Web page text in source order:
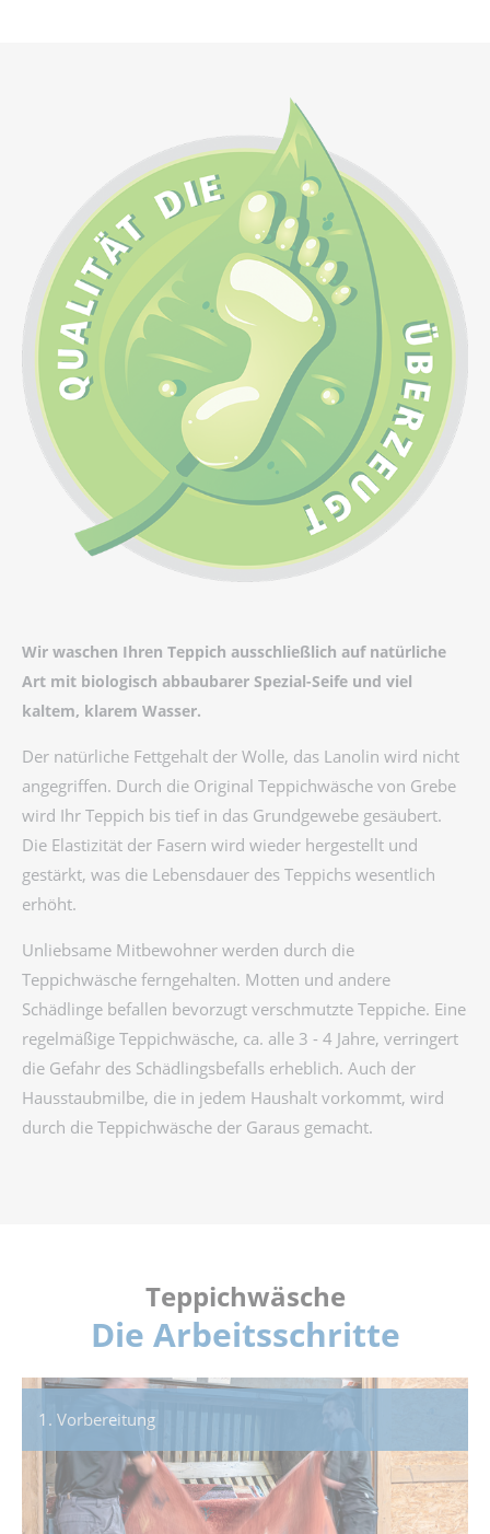
Wir waschen Ihren Teppich ausschließlich auf natürliche
Art mit biologisch abbaubarer Spezial-Seife und viel
kaltem, klarem Wasser.
Der natürliche Fettgehalt der Wolle, das Lanolin wird nicht
angegriffen. Durch die Original Teppichwäsche von Grebe
wird Ihr Teppich bis tief in das Grundgewebe gesäubert.
Die Elastizität der Fasern wird wieder hergestellt und
gestärkt, was die Lebensdauer des Teppichs wesentlich
erhöht.
Unliebsame Mitbewohner werden durch die
Teppichwäsche ferngehalten. Motten und andere
Schädlinge befallen bevorzugt verschmutzte Teppiche. Eine
regelmäßige Teppichwäsche, ca. alle 3 - 4 Jahre, verringert
die Gefahr des Schädlingsbefalls erheblich. Auch der
Hausstaubmilbe, die in jedem Haushalt vorkommt, wird
durch die Teppichwäsche der Garaus gemacht.
Teppichwäsche
Die Arbeitsschritte
1. Vorbereitung